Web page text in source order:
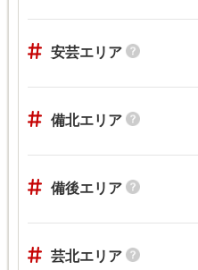
安芸エリア
備北エリア
備後エリア
芸北エリア